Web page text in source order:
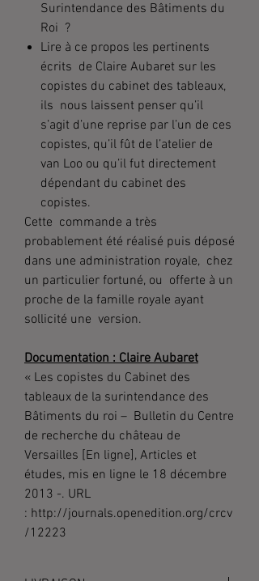
Surintendance des Bâtiments du
Roi ?
Lire à ce propos les pertinents
écrits de Claire Aubaret sur les
copistes du cabinet des tableaux,
ils nous laissent penser qu’il
s’agit d’une reprise par l’un de ces
copistes, qu’il fût de l’atelier de
van Loo ou qu’il fut directement
dépendant du cabinet des
copistes.
Cette commande a très
probablement été réalisé puis déposé
dans une administration royale, chez
un particulier fortuné, ou offerte à un
proche de la famille royale ayant
sollicité une version.
Documentation : Claire Aubaret
« Les copistes du Cabinet des
tableaux de la surintendance des
Bâtiments du roi – Bulletin du Centre
de recherche du château de
Versailles [En ligne], Articles et
études, mis en ligne le 18 décembre
2013 -. URL
: http://journals.openedition.org/crcv
/12223